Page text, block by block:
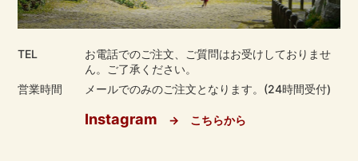
TEL
お電話でのご注文、ご質問はお受けしておりませ
ん。ご了承ください。
営業時間
メールでのみのご注文となります。(24時間受付)
Instagram → こちらから